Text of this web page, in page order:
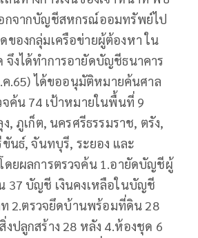
อกจากบัญชีสหกรณ์ออมทรัพย์ไป
ของกลุ่มเครือข่ายผู้ต้องหา ใน
จึงได้ทำการอายัดบัญชีธนาคาร
ค.65) ได้ขออนุมัติหมายค้นศาล
จค้น 74 เป้าหมายในพื้นที่ 9
, ภูเก็ต, นครศรีธรรมราช, ตรัง,
นธ์, จันทบุรี, ระยอง และ
ดยผลการตรวจค้น 1.อายัดบัญชีผู้
37 บัญชี เงินคงเหลือในบัญชี
2.ตรวจยึดบ้านพร้อมที่ดิน 28
ปลูกสร้าง 28 หลัง 4.ห้องชุด 6